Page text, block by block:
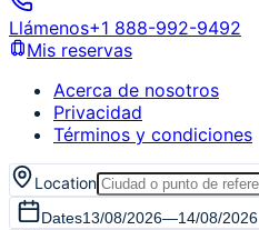
Llámenos+1 888-992-9492
Mis reservas
Acerca de nosotros
Privacidad
Términos y condiciones
Location
Dates13/08/2026—14/08/2026